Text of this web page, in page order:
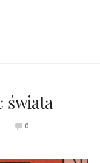
świata
0